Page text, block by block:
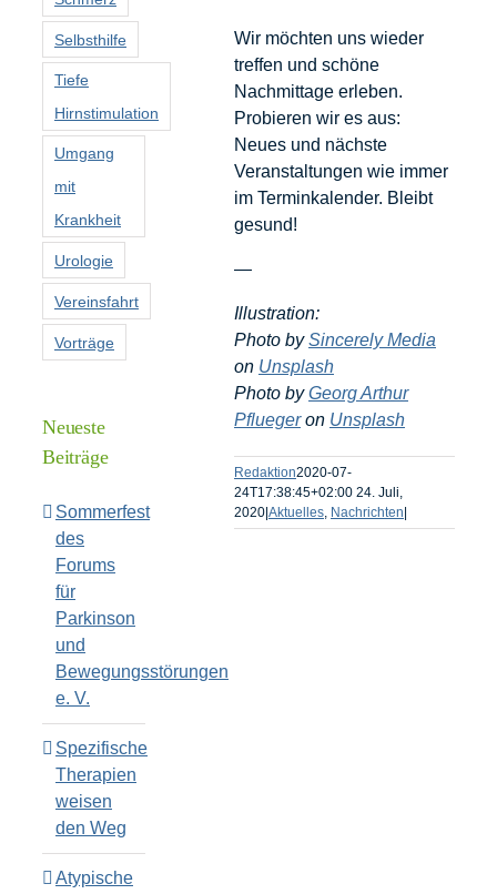
Wir möchten uns wieder
treffen und schöne
Nachmittage erleben.
Probieren wir es aus:
Neues und nächste
Veranstaltungen wie immer
im Terminkalender. Bleibt
gesund!
—
Illustration:
Photo bySincerely Media
on Unsplash
Photo byGeorg Arthur
Pfluegeron Unsplash
Redaktion2020-07-
24T17:38:45+02:00 24. Juli,
2020 Aktuelles, Nachrichten
Selbsthilfe
Tiefe
Hirnstimulation
Umgang
mit
Krankheit
Urologie
Vereinsfahrt
Vorträge
Neueste
Beiträge
Sommerfest
des
Forums
für
Parkinson
und
Bewegungsstörungen
e. V.
Spezifische
Therapien
weisen
den Weg
Atypische